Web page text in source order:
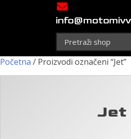
Početna / Proizvodi označeni “Jet”
Jet